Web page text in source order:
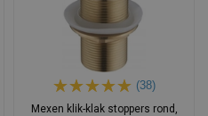
(38)
Mexen klik-klak stoppers rond,